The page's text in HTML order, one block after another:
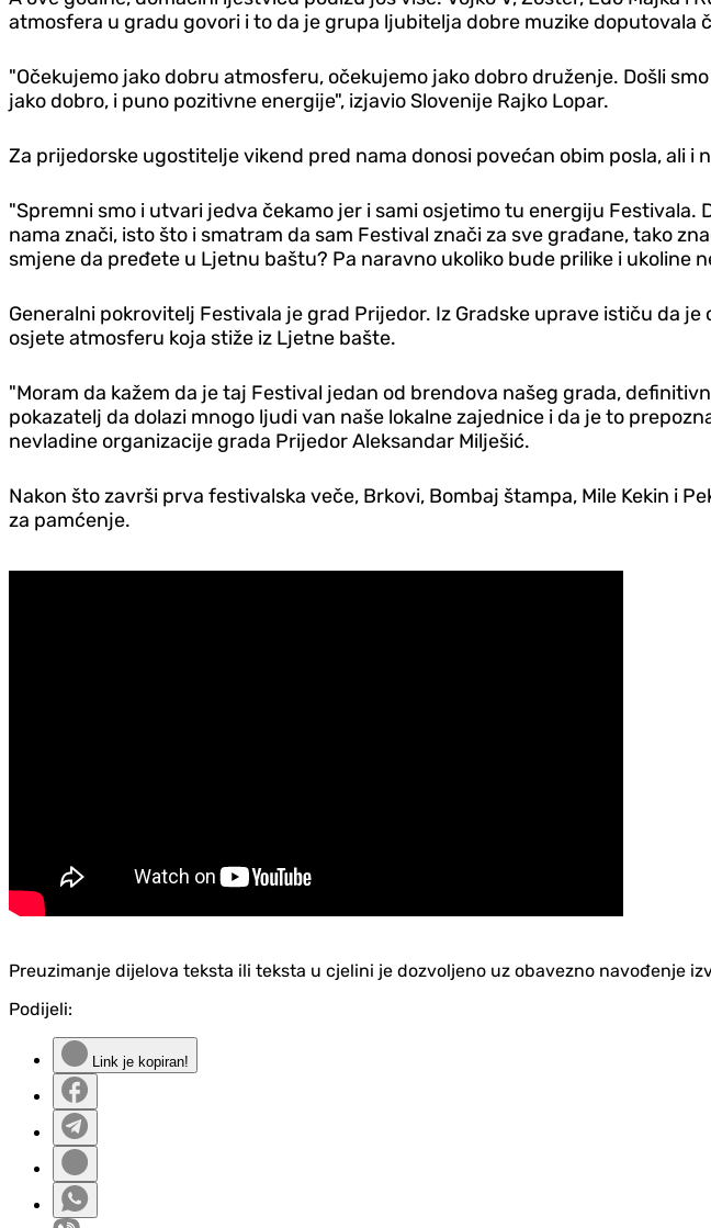
atmosfera u gradu govori i to da je grupa ljubitelja dobre muzike doputovala
"Očekujemo jako dobru atmosferu, očekujemo jako dobro druženje. Došli
jako dobro, i puno pozitivne energije", izjavio Slovenije Rajko Lopar.
Za prijedorske ugostitelje vikend pred nama donosi povećan obim posla, ali i
"Spremni smo i utvari jedva čekamo jer i sami osjetimo tu energiju
nama znači, isto što i smatram da sam Festival znači za sve građane, tako
smjene da pređete u Ljetnu baštu? Pa naravno ukoliko bude prilike i ukoline
Generalni pokrovitelj Festivala je grad Prijedor. Iz Gradske uprave ističu da
osjete atmosferu koja stiže iz Ljetne bašte.
"Moram da kažem da je taj Festival jedan od brendova našeg grada,
pokazatelj da dolazi mnogo ljudi van naše lokalne zajednice i da je to
nevladine organizacije grada Prijedor Aleksandar Milješić.
Nakon što završi prva festivalska veče, Brkovi, Bombaj štampa, Mile Kekin i
za pamćenje.
Preuzimanje dijelova teksta ili teksta u cjelini je dozvoljeno uz obavezno navođenje
Podijeli:
Link je kopiran!